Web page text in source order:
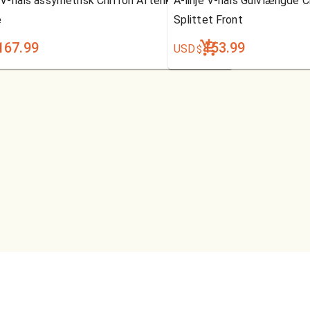
Splittet Front
USD$153.99